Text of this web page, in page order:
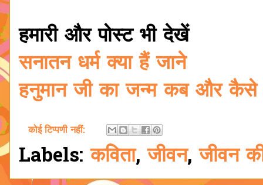
हमारी और पोस्ट भी देखें
सनातन धर्म क्या हैं जाने
हनुमान जी का जन्म कब और
कोई टिप्पणी नहीं:
Labels:कविता,जीवन,जीवन